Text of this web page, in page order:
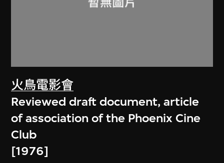
火鳥電影會
Reviewed draft document, article
of association of the Phoenix Cine
Club
[1976]